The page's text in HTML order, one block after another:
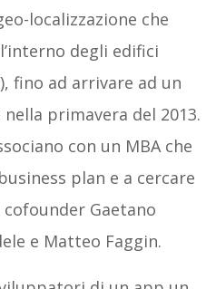
localizzazione che
degli edifici
fino ad arrivare ad un
primavera del 2013.
con un MBA che
plan e a cercare
Gaetano
e Matteo Faggin.